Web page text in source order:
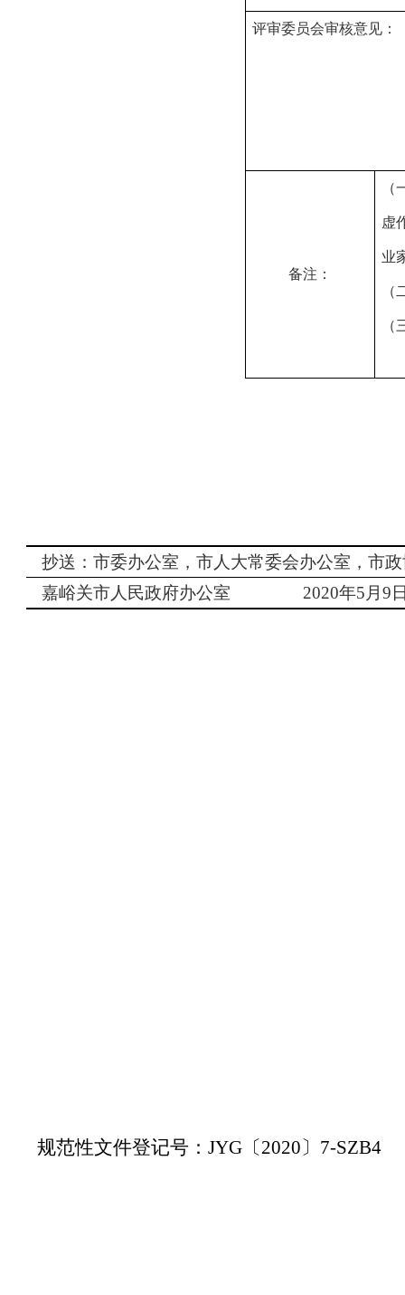
评审委员会审核意见：
备注：
虚
业
（
抄送：市委办公室，市人大常委会办公室，市
嘉峪关市人民政府办公室 2020年5月 9
规范性文件登记号：JYG 〔2020〕 7-SZB4